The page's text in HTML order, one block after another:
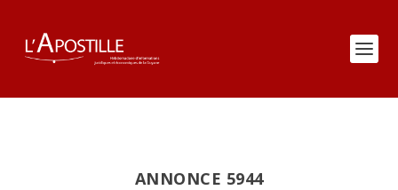
ANNONCE 5944